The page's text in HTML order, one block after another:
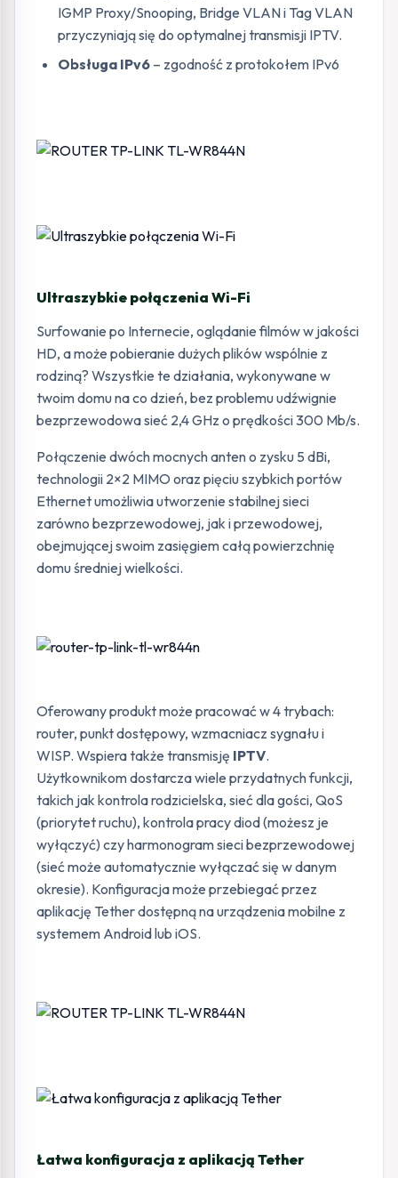
IGMP Proxy/Snooping, Bridge VLAN i Tag VLAN
przyczyniają się do optymalnej transmisji IPTV.
Obsługa IPv6 – zgodność z protokołem IPv6
Ultraszybkie połączenia Wi-Fi
Surfowanie po Internecie, oglądanie filmów w jakości
HD, a może pobieranie dużych plików wspólnie z
rodziną? Wszystkie te działania, wykonywane w
twoim domu na co dzień, bez problemu udźwignie
bezprzewodowa sieć 2,4 GHz o prędkości 300 Mb/s.
Połączenie dwóch mocnych anten o zysku 5 dBi,
technologii 2×2 MIMO oraz pięciu szybkich portów
Ethernet umożliwia utworzenie stabilnej sieci
zarówno bezprzewodowej, jak i przewodowej,
obejmującej swoim zasięgiem całą powierzchnię
domu średniej wielkości.
Oferowany produkt może pracować w 4 trybach:
router, punkt dostępowy, wzmacniacz sygnału i
WISP. Wspiera także transmisję IPTV.
Użytkownikom dostarcza wiele przydatnych funkcji,
takich jak kontrola rodzicielska, sieć dla gości, QoS
(priorytet ruchu), kontrola pracy diod (możesz je
wyłączyć) czy harmonogram sieci bezprzewodowej
(sieć może automatycznie wyłączać się w danym
okresie). Konfiguracja może przebiegać przez
aplikację Tether dostępną na urządzenia mobilne z
systemem Android lub iOS.
Łatwa konfiguracja z aplikacją Tether